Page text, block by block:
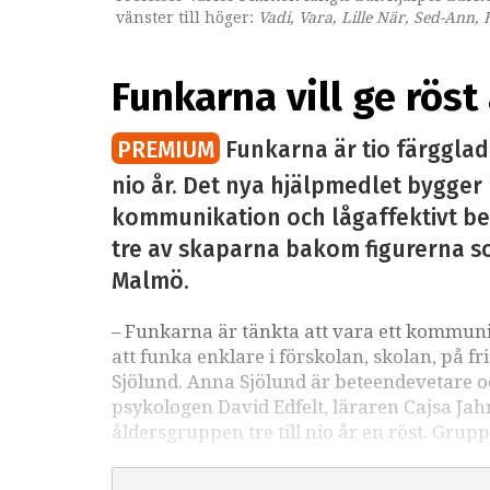
vänster till höger: Vadi, Vara, Lille När, Sed-Ann,
Funkarna vill ge
PREMIUM Funkarna är tio
nio år. Det nya hjälpmedlet
kommunikation och lågaffektivt
tre av skaparna bakom figurerna
Malmö.
– Funkarna är tänkta att vara ett
att funka enklare i förskolan, skolan, på
Sjölund. Anna Sjölund är beteendevetare
psykologen David Edfelt, läraren Cajsa
åldersgruppen tre till nio år en röst.